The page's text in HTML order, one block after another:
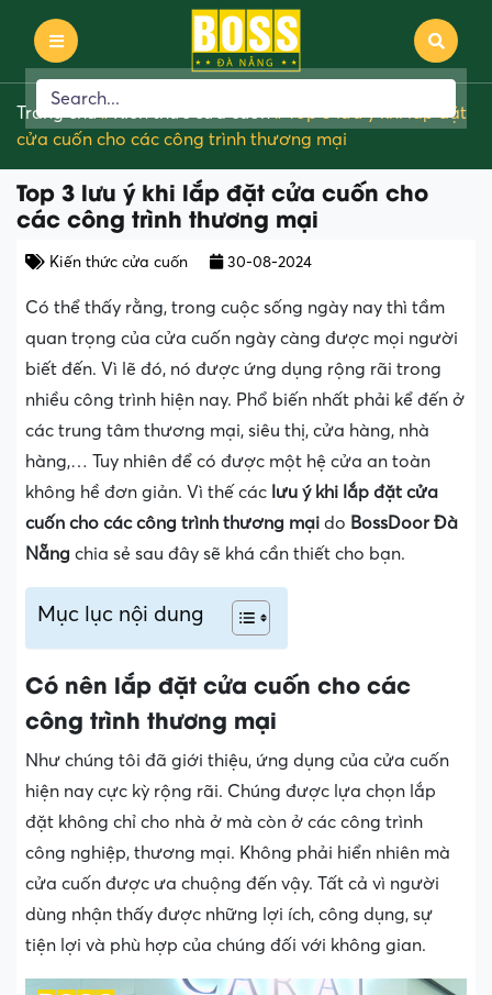
Trang chủ
Top 3 lưu ý khi lắp đặt
cửa cuốn cho các công trình thương mại
Top 3 lưu ý khi lắp đặt cửa cuốn cho
các công trình thương mại
Kiến thức cửa cuốn 30-08-2024
Có thể thấy rằng, trong cuộc sống ngày nay thì tầm
quan trọng của cửa cuốn ngày càng được mọi người
biết đến. Vì lẽ đó, nó được ứng dụng rộng rãi trong
nhiều công trình hiện nay. Phổ biến nhất phải kể đến ở
các trung tâm thương mại, siêu thị, cửa hàng, nhà
hàng,… Tuy nhiên để có được một hệ cửa an toàn
không hề đơn giản. Vì thế các lưu ý khi lắp đặt cửa
cuốn cho các công trình thương mại do BossDoor Đà
Nẵng chia sẻ sau đây sẽ khá cần thiết cho bạn.
Mục lục nội dung
Có nên lắp đặt cửa cuốn cho các
công trình thương mại
Như chúng tôi đã giới thiệu, ứng dụng của cửa cuốn
hiện nay cực kỳ rộng rãi. Chúng được lựa chọn lắp
đặt không chỉ cho nhà ở mà còn ở các công trình
công nghiệp, thương mại. Không phải hiển nhiên mà
cửa cuốn được ưa chuộng đến vậy. Tất cả vì người
dùng nhận thấy được những lợi ích, công dụng, sự
tiện lợi và phù hợp của chúng đối với không gian.